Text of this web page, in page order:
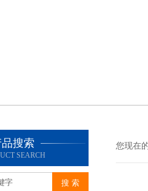
品搜索
SEARCH
您现在的